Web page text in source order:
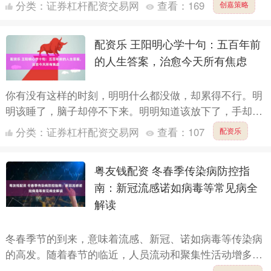
天，我们住....
分类： 证券杠杆配资交易网 查看： 169 创嘉策略
配资乐 王阳明心学十句：五百年前
的人生答案，治愈今天所有焦虑
你有没有这样的时刻，明明什么都没做，却累得不行。明
明该睡了，脑子却停不下来。明明知道该放下了，手却攥
得紧紧的。打开手机，全是焦虑。关掉手机，只剩自己。
我们活在....
分类： 证券杠杆配资交易网 查看： 107 配资乐
粤友钱配资 冬春季传染病防控指
南：新冠流感诺如病毒等常见病全
解读
冬春季节的到来，意味着流感、新冠、诺如病毒等传染病
的高发。随着春节的临近，人员流动和聚集性活动增多，